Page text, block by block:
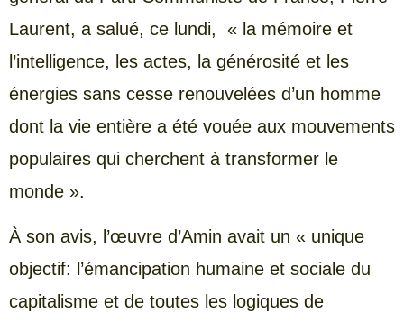
Laurent, a salué, ce lundi, « la mémoire et
l’intelligence, les actes, la générosité et les
énergies sans cesse renouvelées d’un homme
dont la vie entière a été vouée aux mouvements
populaires qui cherchent à transformer le
monde ».
À son avis, l’œuvre d’Amin avait un « unique
objectif: l’émancipation humaine et sociale du
capitalisme et de toutes les logiques de